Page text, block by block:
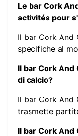
Le bar Cork
activités pour
Il bar Cork And
specifiche al
Il bar Cork And
di calcio?
Il bar Cork And
trasmette
Il bar Cork And